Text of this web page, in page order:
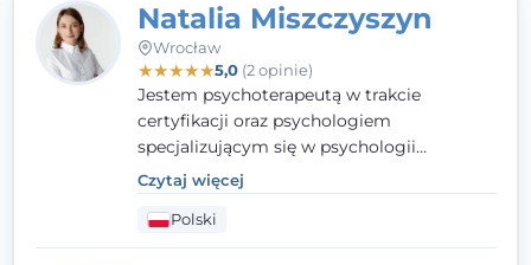
Natalia Miszczyszyn
Wrocław
★★★★★5,0(2 opinie)
Jestem psychoterapeutą w trakcie
certyfikacji oraz psychologiem
specjalizującym się w psychologii
klinicznej. Ukończyłam również studia
podyplomowe z Praktycznej Diagnozy
Psychologicznej. Aktywnie uczestniczę w
działalności Polskiego Towarzystwa
Czytaj więcej
Polski